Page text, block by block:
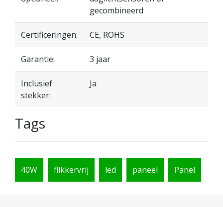
gecombineerd
Certificeringen: CE, ROHS
Garantie: 3 jaar
Inclusief
stekker:
Ja
Tags
40W flikkervrij led paneel Panel